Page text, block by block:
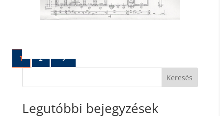
1 2 5
Keresés
Legutóbbi bejegyzések